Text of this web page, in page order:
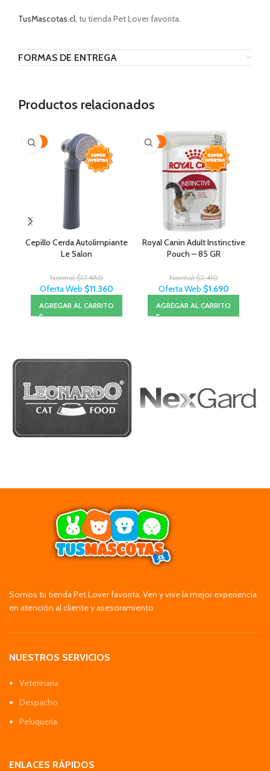
TusMascotas.cl, tu tienda Pet Lover favorita.
FORMAS DE ENTREGA
Productos relacionados
-35%
Cepillo Cerda Autolimpiante
Le Salon
Normal$17.480
Oferta Web $11.360
AGREGAR AL CARRITO
-30%
Royal Canin Adult Instinctive
Pouch – 85 GR
Normal$2.410
Oferta Web $1.690
AGREGAR AL CARRITO
Somos tu tienda Pet Lover favorita. Ven y vive la mejor experiencia
en atención al cliente y asesoramiento
NUESTROS SERVICIOS
Veterinaria
Despacho
Peluquería
ENLACES RÁPIDOS